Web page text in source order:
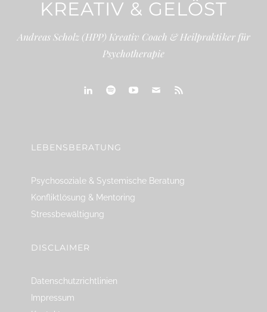
KREATIV & GELÖST
Andreas Scholz (HPP) Kreativ Coach & Heilpraktiker für
Psychotherapie
LEBENSBERATUNG
Psychosoziale & Systemische Beratung
Konfliktlösung & Mentoring
Stressbewältigung
DISCLAIMER
Datenschutzrichtlinien
Impressum